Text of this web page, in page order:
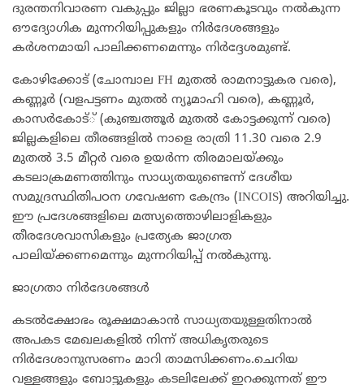
ദുരന്തനിവാരണ വകുപ്പും ജില്ലാ ഭരണകൂടവും നൽകുന്ന
ഔദ്യോഗിക മുന്നറിയിപ്പുകളും നിർദേശങ്ങളും
കർശനമായി പാലിക്കണമെന്നും നിർദ്ദേശമുണ്ട്.
കോഴിക്കോട് (ചോമ്പാല FH മുതൽ രാമനാട്ടുകര വരെ),
കണ്ണൂർ (വളപട്ടണം മുതൽ ന്യൂമാഹി വരെ), കണ്ണൂർ,
കാസർകോട്് (കുഞ്ചത്തൂർ മുതൽ കോട്ടക്കുന്ന് വരെ)
ജില്ലകളിലെ തീരങ്ങളിൽ നാളെ രാത്രി 11.30 വരെ 2.9
മുതൽ 3.5 മീറ്റർ വരെ ഉയർന്ന തിരമാലയ്ക്കും
കടലാക്രമണത്തിനും സാധ്യതയുണ്ടെന്ന് ദേശീയ
സമുദ്രസ്ഥിതിപഠന ഗവേഷണ കേന്ദ്രം (INCOIS) അറിയിച്ചു.
ഈ പ്രദേശങ്ങളിലെ മത്സ്യത്തൊഴിലാളികളും
തീരദേശവാസികളും പ്രത്യേക ജാഗ്രത
പാലിയ്ക്കണമെന്നും മുന്നറിയിപ്പ് നൽകുന്നു.
ജാഗ്രതാ നിർദേശങ്ങൾ
കടൽക്ഷോഭം രൂക്ഷമാകാൻ സാധ്യതയുള്ളതിനാൽ
അപകട മേഖലകളിൽ നിന്ന് അധികൃതരുടെ
നിർദേശാനുസരണം മാറി താമസിക്കണം.ചെറിയ
വള്ളങ്ങളും ബോട്ടുകളും കടലിലേക്ക് ഇറക്കുന്നത് ഈ